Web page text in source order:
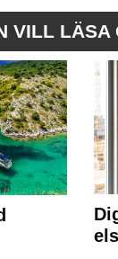
VILL LÄSA